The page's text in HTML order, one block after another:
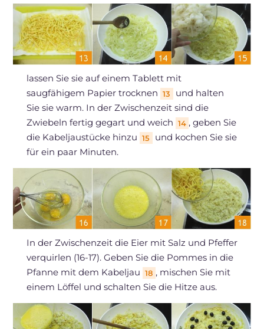
lassen Sie sie auf einem Tablett mit
saugfähigem Papier trocknen 13
und halten
Sie sie warm. In der Zwischenzeit sind die
Zwiebeln fertig gegart und weich 14 , geben Sie
die Kabeljaustücke hinzu 15
und kochen Sie sie
für ein paar Minuten.
In der Zwischenzeit die Eier mit Salz und Pfeffer
verquirlen (16-17). Geben Sie die Pommes in die
Pfanne mit dem Kabeljau 18 , mischen Sie mit
einem Löffel und schalten Sie die Hitze aus.